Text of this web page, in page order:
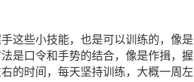
这些小技能，也是可以训练的，像
是口令和手势的结合，像是作揖，
的时间，每天坚持训练，大概一周